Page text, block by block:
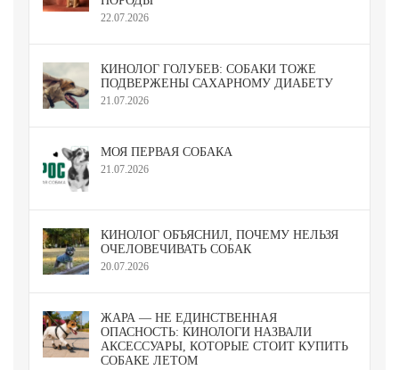
22.07.2026
КИНОЛОГ ГОЛУБЕВ: СОБАКИ ТОЖЕ
ПОДВЕРЖЕНЫ САХАРНОМУ ДИАБЕТУ
21.07.2026
МОЯ ПЕРВАЯ СОБАКА
21.07.2026
КИНОЛОГ ОБЪЯСНИЛ, ПОЧЕМУ НЕЛЬЗЯ
ОЧЕЛОВЕЧИВАТЬ СОБАК
20.07.2026
ЖАРА — НЕ ЕДИНСТВЕННАЯ
ОПАСНОСТЬ: КИНОЛОГИ НАЗВАЛИ
АКСЕССУАРЫ, КОТОРЫЕ СТОИТ КУПИТЬ
СОБАКЕ ЛЕТОМ